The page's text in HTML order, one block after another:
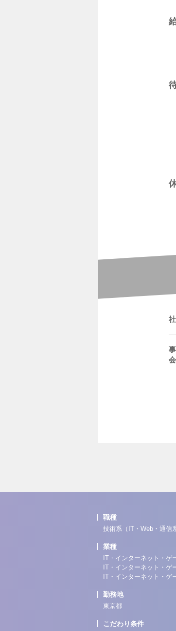
職種
技術系（IT・Web・通信
業種
IT・インターネット・ゲ
IT・インターネット・ゲ
IT・インターネット・ゲ
勤務地
東京都
こだわり条件